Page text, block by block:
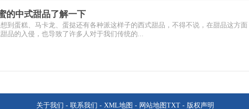
的中式甜品了解一下
到蛋糕、马卡龙、蛋挞还有各种派这样子的西式甜品，不得不说，在甜品这方面
品的入侵，也导致了许多人对于我们传统的...
关于我们 - 联系我们 - XML地图 - 网站地图 TXT- 版权声明